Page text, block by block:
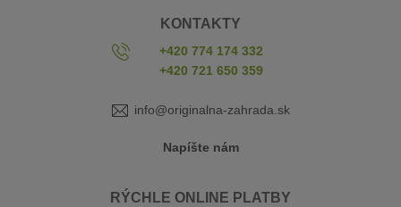
KONTAKTY
+420 774 174 332
+420 721 650 359
info@originalna-zahrada.sk
Napíšte nám
RÝCHLE ONLINE PLATBY